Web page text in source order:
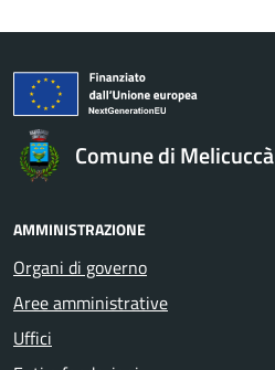
Comune di Melicuccà
AMMINISTRAZIONE
Organi di governo
Aree amministrative
Uffici